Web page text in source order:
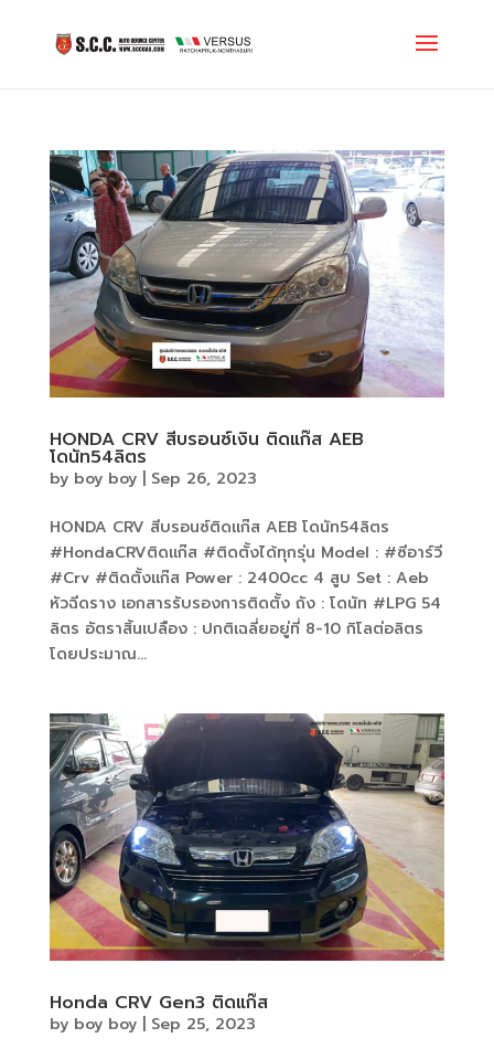
HONDA CRV สีบรอนซ์เงิน ติดแก๊ส AEB
โดนัท54ลิตร
by boy boy| Sep 26, 2023
HONDA CRV สีบรอนซ์ติดแก๊ส AEB โดนัท54ลิตร
#HondaCRVติดแก๊ส #ติดตั้งได้ทุกรุ่น Model : #ซีอาร์วี
#Crv #ติดตั้งแก๊ส Power : 2400cc 4 สูบ Set : Aeb
หัวฉีดราง เอกสารรับรองการติดตั้ง ถัง : โดนัท #LPG 54
ลิตร อัตราสิ้นเปลือง : ปกติเฉลี่ยอยู่ที่ 8-10 กิโลต่อลิตร
โดยประมาณ...
Honda CRV Gen3 ติดแก๊ส
by boy boy| Sep 25, 2023